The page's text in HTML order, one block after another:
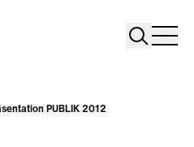
Search
PUBLIK 2012